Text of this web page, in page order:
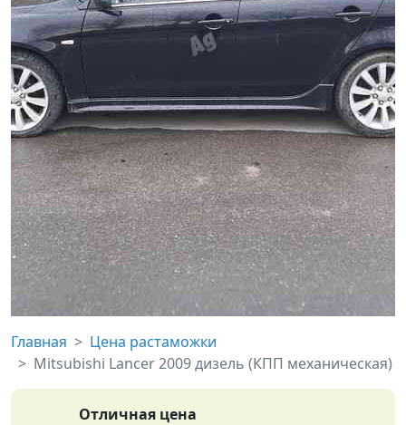
Главная
Цена растаможки
Mitsubishi Lancer 2009 дизель (КПП механическая)
Отличная цена